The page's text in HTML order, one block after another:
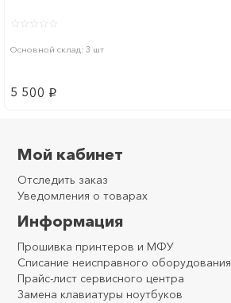
Основной склад: 3 шт
5 500 p
Мой кабинет
Отследить заказ
Уведомления о товарах
Информация
Прошивка принтеров и МФУ
Списание неисправного оборудования
Прайс-лист сервисного центра
Замена клавиатуры ноутбуков